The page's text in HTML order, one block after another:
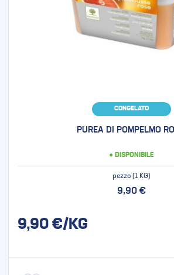
CONGELATO
PUREA DI POMPELMO
● DISPONIBILE
pezzo (1 KG)
9,90 €
9,90 €/KG